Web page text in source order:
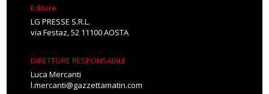
Editore
LG PRESSE S.R.L.
via Festaz, 52 11100 AOSTA
DIRETTORE RESPONSABILE
Luca Mercanti
l.mercanti@gazzettamatin.com